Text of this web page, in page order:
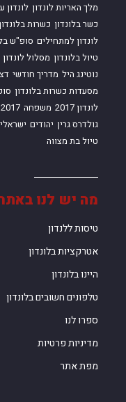
מה יש לנו
טיסות ללנדון
אטרקציות בלונדון
היינו בלונדון
טלפונים חשובים בלונדון
ספרו לנו
מדיניות פרטיות
מפת אתר
מלך האריות לונדון לונדון
כשר בלונדון כשרות בלונדון
לונדון למתחילים סופ"ש
טיול בלונדון מסלול לונדון
נוטינג היל מדריך חודשי
מסעדות כשרות בלונדון
לונדון 2017
משפחה 2017
גולדרס גרין יהודים
טיול בת מצווה